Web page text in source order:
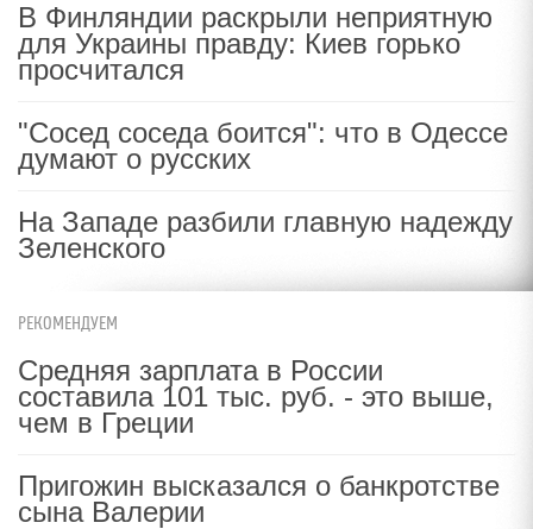
В Финляндии раскрыли неприятную
для Украины правду: Киев горько
просчитался
"Сосед соседа боится": что в Одессе
думают о русских
На Западе разбили главную надежду
Зеленского
РЕКОМЕНДУЕМ
Средняя зарплата в России
составила 101 тыс. руб. - это выше,
чем в Греции
Пригожин высказался о банкротстве
сына Валерии